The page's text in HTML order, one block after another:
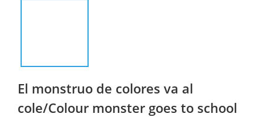
El monstruo de colores va al
cole/Colour monster goes to school